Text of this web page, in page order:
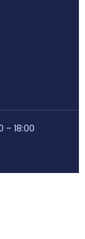
– 18:00